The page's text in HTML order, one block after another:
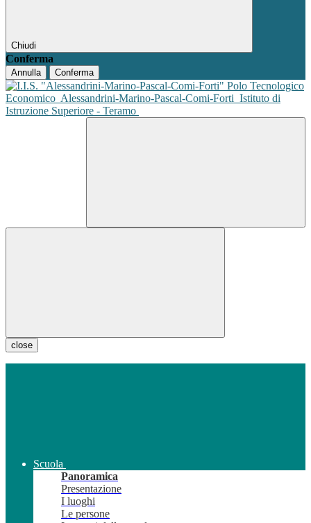
Chiudi
Conferma
Annulla Conferma
Polo Tecnologico
Economico Alessandrini-Marino-Pascal-Comi-Forti Istituto di
Istruzione Superiore - Teramo
close
Scuola
Panoramica
Presentazione
I luoghi
Le persone